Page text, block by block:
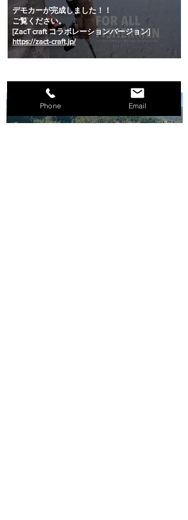
デモカーが完成しました！！
ご覧ください。
[ZacT craft コラボレーションバージョン]
https://zact-craft.jp/
Before
Phone Email